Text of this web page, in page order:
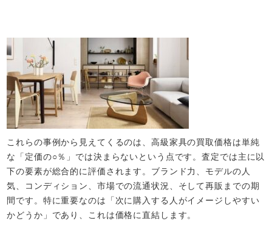
これらの事例から見えてくるのは、高級家具の買取価格は単純
な「定価の○％」では決まらないという点です。査定では主に以
下の要素が総合的に評価されます。ブランド力、モデルの人
気、コンディション、市場での流通状況、そして再販までの期
間です。特に重要なのは「次に購入する人がイメージしやすい
かどうか」であり、これは価格に直結します。